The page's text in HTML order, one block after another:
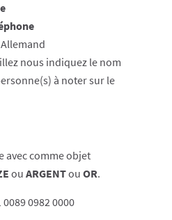
nous indiquez le nom
à noter sur le
avec comme objet
ou ARGENTou OR.
0982 0000